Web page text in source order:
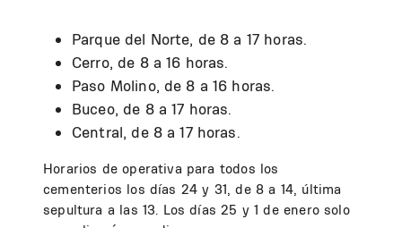
Parque del Norte, de 8 a 17 horas.
Cerro, de 8 a 16 horas.
Paso Molino, de 8 a 16 horas.
Buceo, de 8 a 17 horas.
Central, de 8 a 17 horas.
Horarios de operativa para todos los
cementerios los días 24 y 31, de 8 a 14, última
sepultura a las 13. Los días 25 y 1 de enero solo